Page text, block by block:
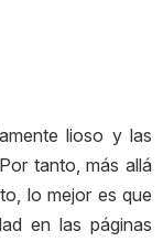
lioso y las
tanto, más allá
lo mejor es que
en las páginas